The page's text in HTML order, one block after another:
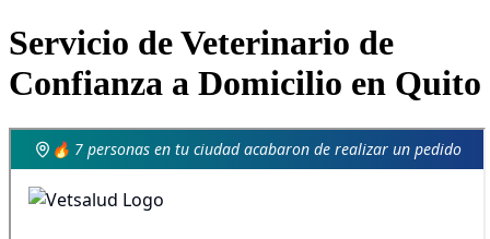
Servicio de Veterinario de
Confianza a Domicilio en Quito